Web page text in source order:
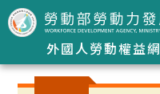
跳到主要內容區塊
外國人勞動權益網